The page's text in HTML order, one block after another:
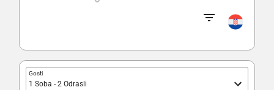
Gosti
1 Soba - 2 Odrasli